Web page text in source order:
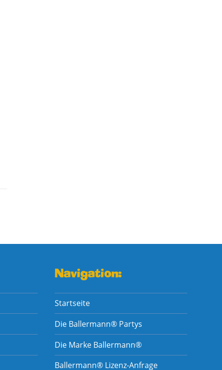
Navigation:
Startseite
Die Ballermann® Partys
Die Marke Ballermann®
Ballermann® Lizenz-Anfrage